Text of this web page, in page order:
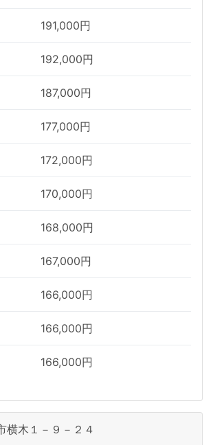
191,000円
192,000円
187,000円
177,000円
172,000円
170,000円
168,000円
167,000円
166,000円
166,000円
166,000円
木１－９－２４